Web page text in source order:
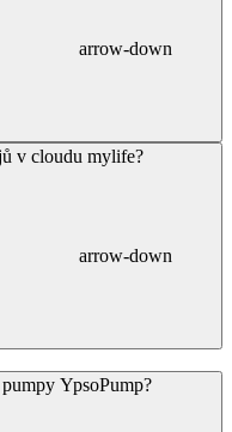
arrow-down
v cloudu mylife?
arrow-down
YpsoPump?